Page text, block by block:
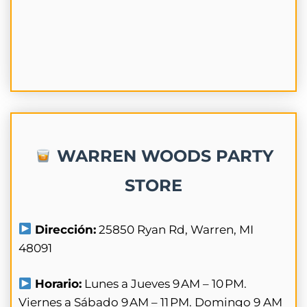
WARREN WOODS PARTY
STORE
Dirección: 25850 Ryan Rd, Warren, MI
48091
Horario: Lunes a Jueves 9 AM – 10 PM.
Viernes a Sábado 9 AM – 11 PM. Domingo 9 AM